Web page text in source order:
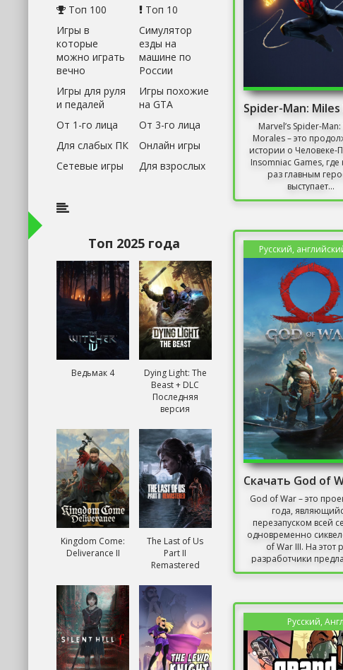
Marvel’s Spider-
Morales – это
истории о Человеке-
Insomniac Games, где
раз главным
выступает...
Русский,
God of War – это
года,
перезапуском всей
одновременно
of War III. На этот
разработчики
Русский,
Топ 100
Топ 10
Игры в
которые
можно играть
вечно
Симулятор
езды на
машине по
России
Игры для руля
и педалей
Игры похожие
на GTA
От 1-го лица
От 3-го лица
Для слабых ПК
Онлайн игры
Сетевые игры
Для взрослых
Топ 2025 года
Ведьмак 4
Dying Light: The
Beast + DLC
Последняя
версия
Kingdom Come:
Deliverance II
The Last of Us
Part II
Remastered